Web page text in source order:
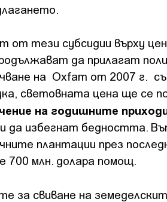
от тези субсидии върху
да прилагат
на Oxfam от 2007 г.
световната цена ще се
на годишните
да избегнат бедността.
плантации през
700 млн. долара помощ.
за свиване на